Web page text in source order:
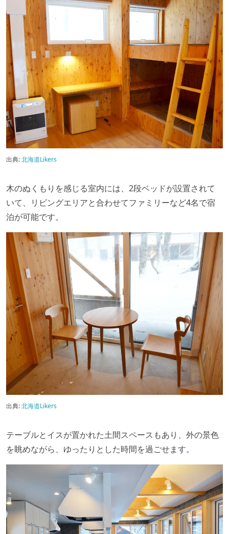
出典:北海道Likers
木のぬくもりを感じる室内には、2段ベッドが設置されて
いて、リビングエリアと合わせてファミリーなど4名で宿
泊が可能です。
出典:北海道Likers
テーブルとイスが置かれた土間スペースもあり、外の景色
を眺めながら、ゆったりとした時間を過ごせます。